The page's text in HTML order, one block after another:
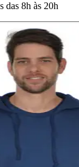
das 8h às 20h